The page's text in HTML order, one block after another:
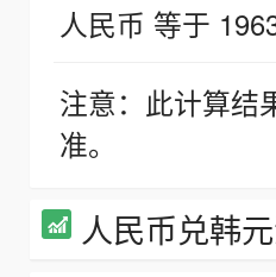
人民币 等于
注意：此计算结
准。
人民币兑韩